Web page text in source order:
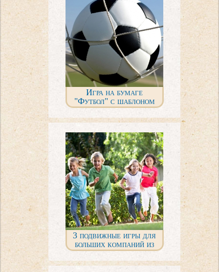
Игра на бумаге
"Футбол" с шаблоном
для распечатки
3 подвижные игры для
больших компаний из
нашего детства